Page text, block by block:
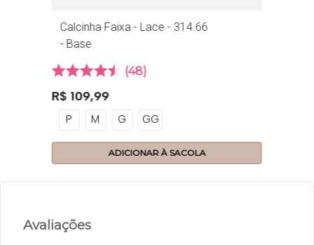
Calcinha Faixa - Lace - 314.66
- Base
48
R$ 109,99
P M G GG
ADICIONAR À SACOLA
Avaliações